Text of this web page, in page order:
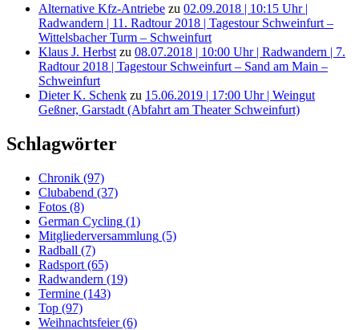
Alternative Kfz-Antriebe zu 02.09.2018 | 10:15 Uhr |
Radwandern | 11. Radtour 2018 | Tagestour Schweinfurt –
Wittelsbacher Turm – Schweinfurt
Klaus J. Herbst zu 08.07.2018 | 10:00 Uhr | Radwandern | 7.
Radtour 2018 | Tagestour Schweinfurt – Sand am Main –
Schweinfurt
Dieter K. Schenk zu 15.06.2019 | 17:00 Uhr | Weingut
Geßner, Garstadt (Abfahrt am Theater Schweinfurt)
Schlagwörter
Chronik (97)
Clubabend (37)
Fotos (8)
German Cycling (1)
Mitgliederversammlung (5)
Radball (7)
Radsport (65)
Radwandern (19)
Termine (143)
Top (97)
Weihnachtsfeier(6)